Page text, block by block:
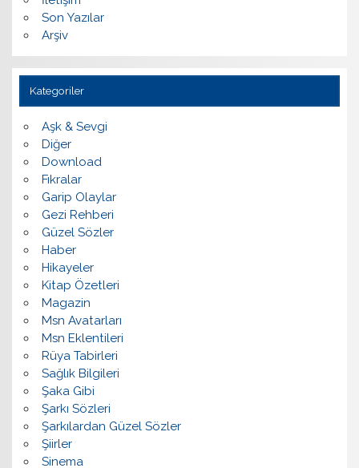
Son Yazılar
Arşiv
Kategoriler
Aşk & Sevgi
Diğer
Download
Fıkralar
Garip Olaylar
Gezi Rehberi
Güzel Sözler
Haber
Hikayeler
Kitap Özetleri
Magazin
Msn Avatarları
Msn Eklentileri
Rüya Tabirleri
Sağlık Bilgileri
Şaka Gibi
Şarkı Sözleri
Şarkılardan Güzel Sözler
Şiirler
Sinema